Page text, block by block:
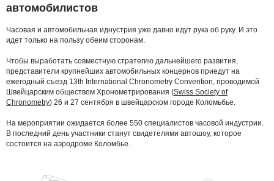
автомобилистов
Часовая и автомобильная иднустрия уже давно идут рука об руку. И это
идет только на пользу обеим сторонам.
Чтобы выработать совместную стратегию дальнейшего развития,
представители крупнейших автомобильных концернов приедут на
ежегодный съезд 13th International Chronometry Convention, проводимой
Швейцарским обществом Хронометрирования (Swiss Society of
Chronometry) 26 и 27 сентября в швейцарском городе Коломьбье.
На мероприятии ожидается более 550 специалистов часовой индустрии.
В последний день участники станут свидетелями автошоу, которое
состоится на аэродроме Коломбье.